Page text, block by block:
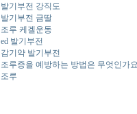
발기부전 강직도
발기부전 금딸
조루 케겔운동
ed 발기부전
감기약 발기부전
조루증을 예방하는 방법은 무엇인가
조루